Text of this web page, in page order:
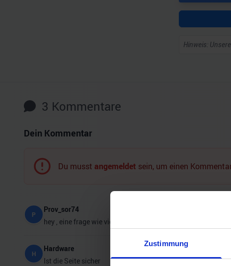
Zustimmung
Hinweis:
3 Kommentare
Dein Kommentar
Du musst angemeldet sein, um einen
P
Prov_sor74
hey , eine frage wie viel GB hat die Karte?
H
Hardware
Ist die Seite sicher